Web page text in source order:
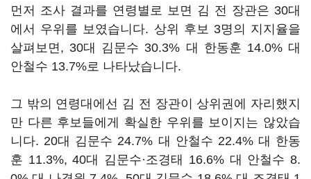
먼저 조사 결과를 연령별로 보면 김 전 장관은 30대
에서 우위를 보였습니다. 상위 후보 3명의 지지율을
살펴보면, 30대 김문수 30.3% 대 한동훈 14.0% 대
안철수 13.7%로 나타났습니다.
그 밖의 연령대에선 김 전 장관이 상위권에 자리했지
만 다른 후보들에게 확실한 우위를 보이지는 않았습
니다. 20대 김문수 24.7% 대 안철수 22.4% 대 한동
훈 11.3%, 40대 김문수·조경태 16.6% 대 안철수 8.